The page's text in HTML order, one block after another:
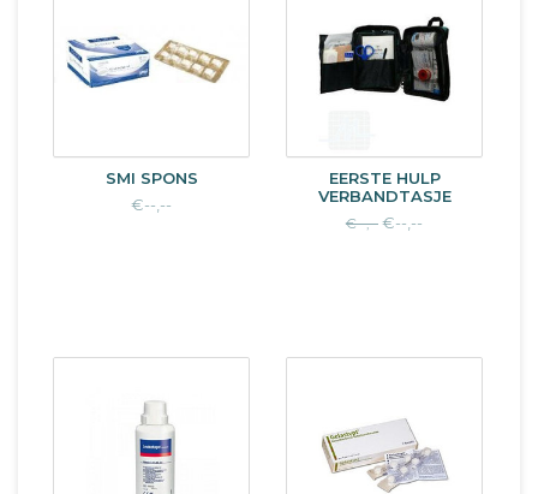
SMI SPONS
€--,--
EERSTE HULP
VERBANDTASJE
€--,-- €--,--